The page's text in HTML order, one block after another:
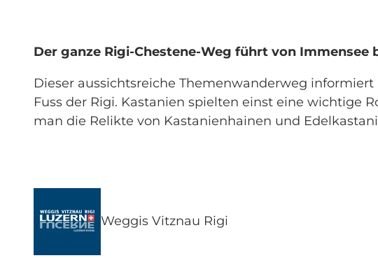
Der ganze Rigi-Chestene-Weg führt von Immensee
Dieser aussichtsreiche Themenwanderweg
Fuss der Rigi. Kastanien spielten einst eine wichtige
man die Relikte von Kastanienhainen und
Weggis Vitznau Rigi